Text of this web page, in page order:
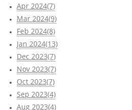
Apr 2024(7)
Mar 2024(9)
Feb 2024(8)
Jan 2024(13)
Dec 2023(7)
Nov 2023(7)
Oct 2023(7)
Sep 2023(4)
Aug 2023(4)